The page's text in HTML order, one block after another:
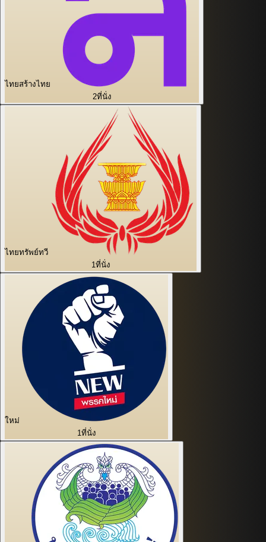
ไทยสร้างไทย
2ที่นั่ง
ไทยทรัพย์ทวี
1ที่นั่ง
ใหม่
1ที่นั่ง